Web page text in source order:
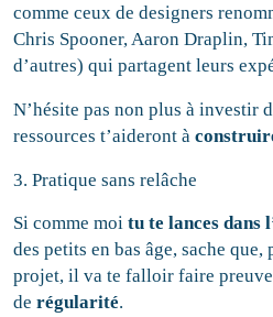
comme ceux de designers
Chris Spooner, Aaron Draplin,
d’autres) qui partagent leurs
N’hésite pas non plus à investir
ressources t’aideront à
3. Pratique sans relâche
Si comme moitu te lances dans
des petits en bas âge, sache
projet, il va te falloir faire
derégularité.